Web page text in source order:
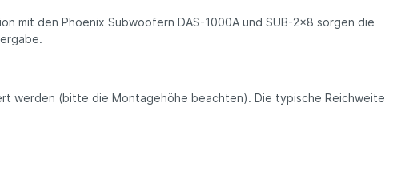
mit den Phoenix Subwoofern DAS-1000A und SUB-2x8 sorgen die
werden (bitte die Montagehöhe beachten). Die typische Reichweite